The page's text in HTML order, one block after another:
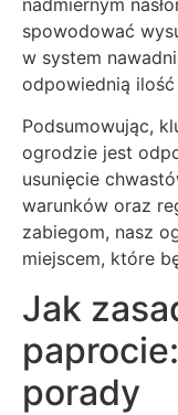
spowodować
w system
odpowiednią
Podsumowując,
ogrodzie jest
usunięcie
warunków oraz
zabiegom, nasz
miejscem, które
Jak
porady